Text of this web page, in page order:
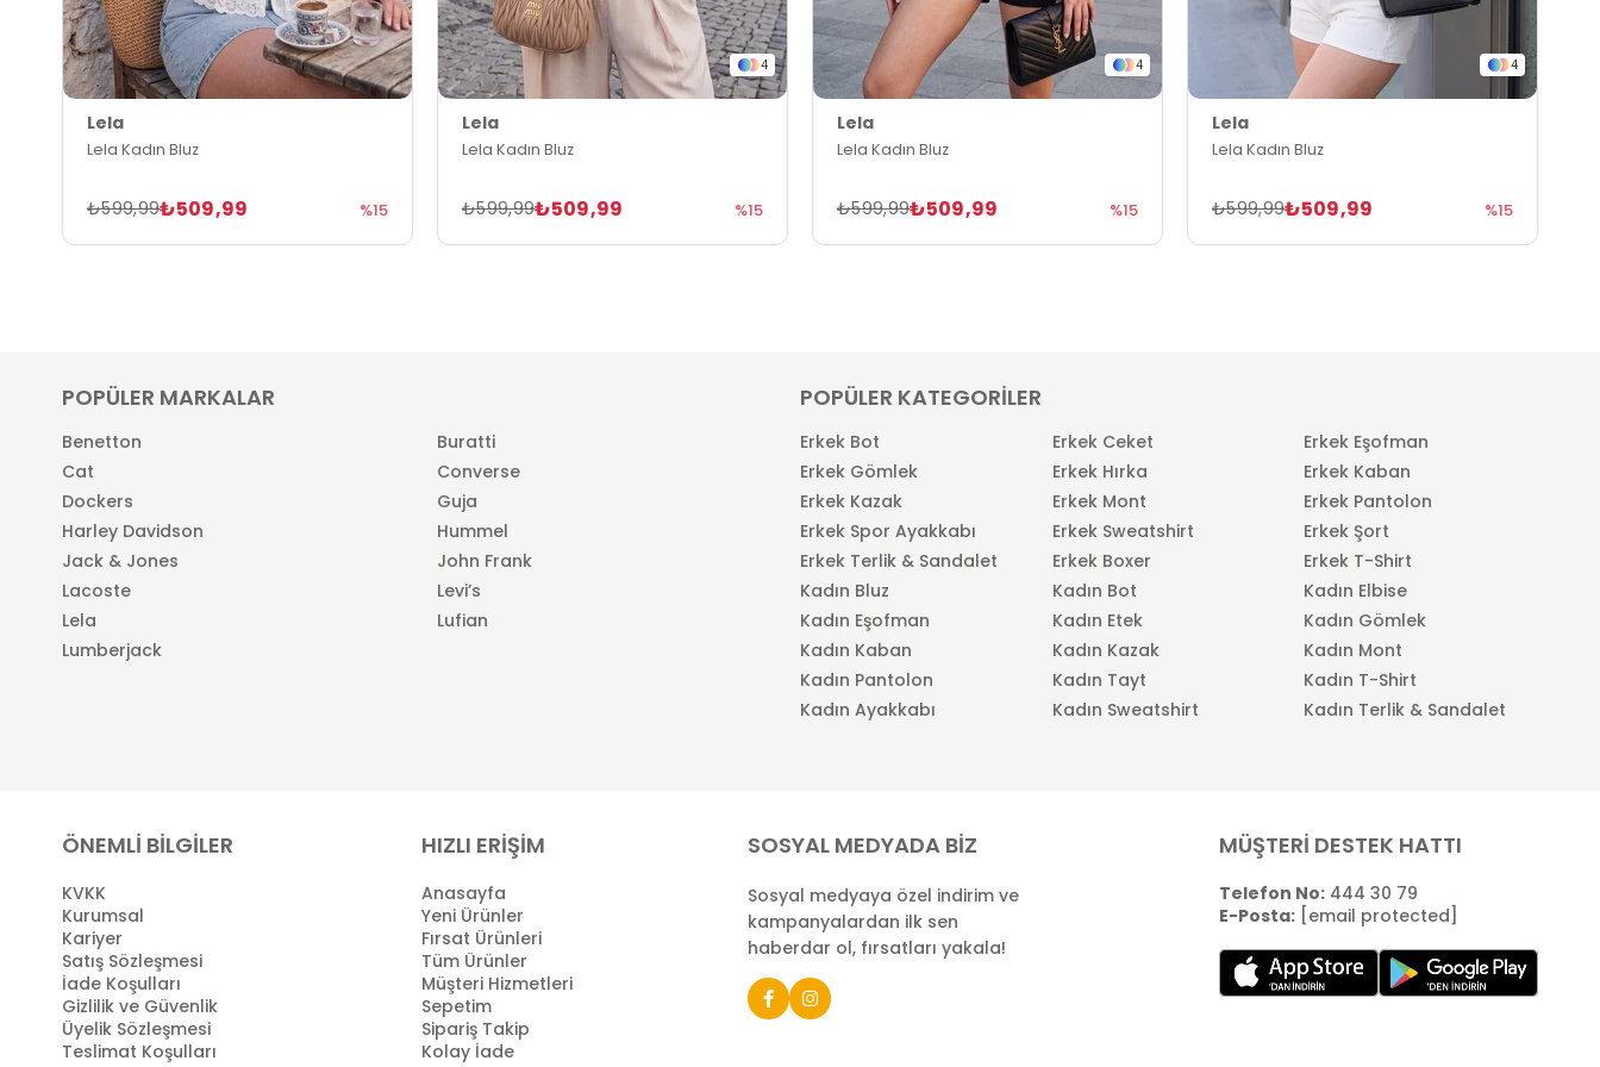
Lela
Lela Kadın Bluz
₺509,99
₺599,99 %15
4
Lela
Lela Kadın Bluz
₺509,99
₺599,99 %15
4
Lela
Lela Kadın Bluz
₺509,99
₺599,99 %15
4
Lela
Lela Kadın Bluz
₺509,99
₺599,99 %15
POPÜLER MARKALAR
Benetton
Buratti
Cat
Converse
Dockers
Guja
Harley Davidson
Hummel
Jack & Jones
John Frank
Lacoste
Levi’s
Lela
Lufian
Lumberjack
POPÜLER KATEGORİLER
Erkek Bot Erkek Ceket
Erkek Eşofman
Erkek Gömlek
Erkek Hırka
Erkek Kaban
Erkek Kazak
Erkek Mont
Erkek Pantolon
Erkek Spor Ayakkabı
Erkek Sweatshirt
Erkek Şort
Erkek Terlik & Sandalet
Erkek Boxer
Erkek T-Shirt
Kadın Bluz
Kadın Bot
Kadın Elbise
Kadın Eşofman
Kadın Etek
Kadın Gömlek
Kadın Kaban
Kadın Kazak
Kadın Mont
Kadın Pantolon
Kadın Tayt
Kadın T-Shirt
Kadın Ayakkabı
Kadın Sweatshirt Kadın Terlik & Sandalet
ÖNEMLİ BİLGİLER
KVKK
Kurumsal
Kariyer
Satış Sözleşmesi
İade Koşulları
Gizlilik ve Güvenlik
Üyelik Sözleşmesi
Teslimat Koşulları
HIZLI ERİŞİM
Anasayfa
Yeni Ürünler
Fırsat Ürünleri
Tüm Ürünler
Müşteri Hizmetleri
Sepetim
Sipariş Takip
Kolay İade
SOSYAL MEDYADA BİZ
Sosyal medyaya özel indirim ve
kampanyalardan ilk sen
haberdar ol, fırsatları yakala!
MÜŞTERİ DESTEK HATTI
Telefon No:444 30 79
E-Posta: [email protected]